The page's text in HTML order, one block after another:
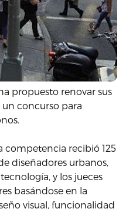
propuesto renovar sus
concurso para
competencia recibió 125
diseñadores urbanos,
y los jueces
basándose en la
visual, funcionalidad